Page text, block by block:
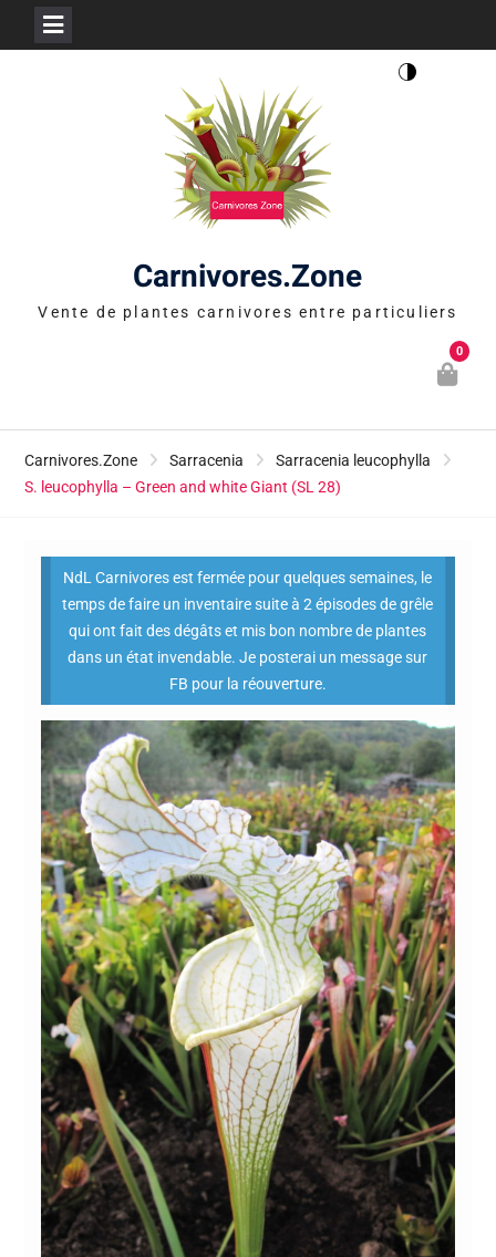
Carnivores.Zone
Vente de plantes carnivores entre particuliers
0
Carnivores.Zone Sarracenia
Sarracenia leucophylla
S. leucophylla – Green and white Giant (SL 28)
NdL Carnivores est fermée pour quelques semaines, le
temps de faire un inventaire suite à 2 épisodes de grêle
qui ont fait des dégâts et mis bon nombre de plantes
dans un état invendable. Je posterai un message sur
FB pour la réouverture.